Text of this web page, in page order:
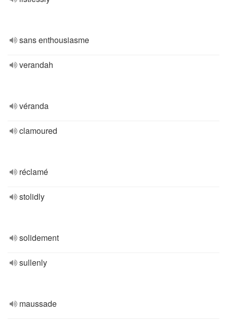
sans enthousiasme
verandah
véranda
clamoured
réclamé
stolidly
solidement
sullenly
maussade